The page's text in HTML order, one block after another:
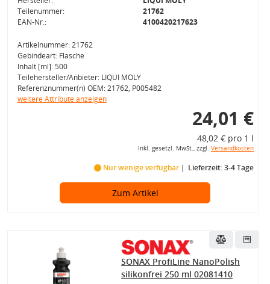
Teilenummer:
21762
EAN-Nr.:
4100420217623
Artikelnummer: 21762
Gebindeart: Flasche
Inhalt [ml]: 500
Teilehersteller/Anbieter: LIQUI MOLY
Referenznummer(n) OEM: 21762, P005482
weitere Attribute anzeigen
24,01 €
48,02 € pro 1 l
inkl. gesetzl. MwSt., zzgl. Versandkosten
Nur wenige verfügbar Lieferzeit: 3-4 Tage
Zum Artikel
SONAX ProfiLine NanoPolish
silikonfrei 250 ml 02081410